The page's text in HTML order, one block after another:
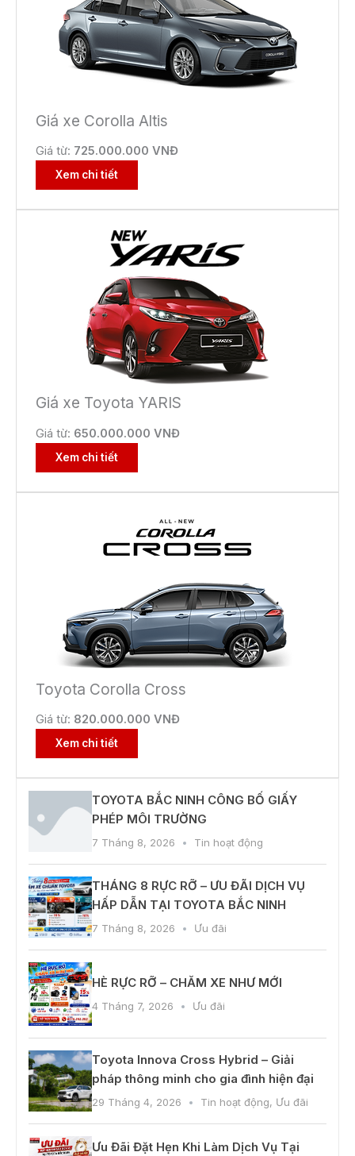
Giá xe Corolla Altis
Giá từ: 725.000.000 VNĐ
Xem chi tiết
Giá xe Toyota YARIS
Giá từ: 650.000.000 VNĐ
Xem chi tiết
Toyota Corolla Cross
Giá từ: 820.000.000 VNĐ
Xem chi tiết
TOYOTA BẮC NINH CÔNG BỐ GIẤY
PHÉP MÔI TRƯỜNG
7 Tháng 8, 2026 Tin hoạt động
THÁNG 8 RỰC RỠ – ƯU ĐÃI DỊCH VỤ
HẤP DẪN TẠI TOYOTA BẮC NINH
7 Tháng 8, 2026 Ưu đãi
HÈ RỰC RỠ – CHĂM XE NHƯ MỚI
4 Tháng 7, 2026 Ưu đãi
Toyota Innova Cross Hybrid – Giải
pháp thông minh cho gia đình hiện đại
29 Tháng 4, 2026 Tin hoạt động, Ưu đãi
Ưu Đãi Đặt Hẹn Khi Làm Dịch Vụ Tại